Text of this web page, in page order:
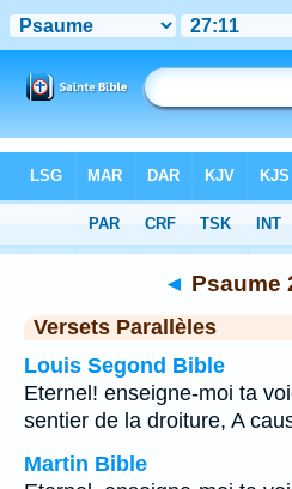
Chapitre 27> Verset 11
◄ Psaume
Versets Parallèles
Louis Segond Bible
Eternel! enseigne-moi ta
sentier de la droiture, A
Martin Bible